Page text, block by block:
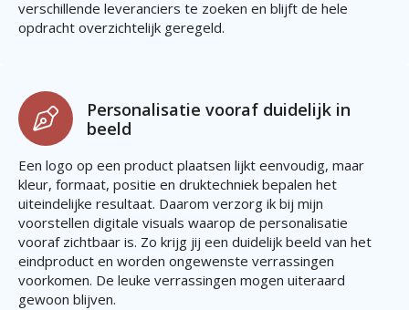
verschillende leveranciers te zoeken en blijft de hele
opdracht overzichtelijk geregeld.
Personalisatie vooraf duidelijk in
beeld
Een logo op een product plaatsen lijkt eenvoudig, maar
kleur, formaat, positie en druktechniek bepalen het
uiteindelijke resultaat. Daarom verzorg ik bij mijn
voorstellen digitale visuals waarop de personalisatie
vooraf zichtbaar is. Zo krijg jij een duidelijk beeld van het
eindproduct en worden ongewenste verrassingen
voorkomen. De leuke verrassingen mogen uiteraard
gewoon blijven.